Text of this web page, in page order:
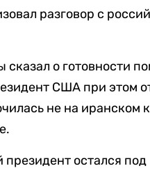
разговор с
о готовности
США при этом
не на иранском
остался под